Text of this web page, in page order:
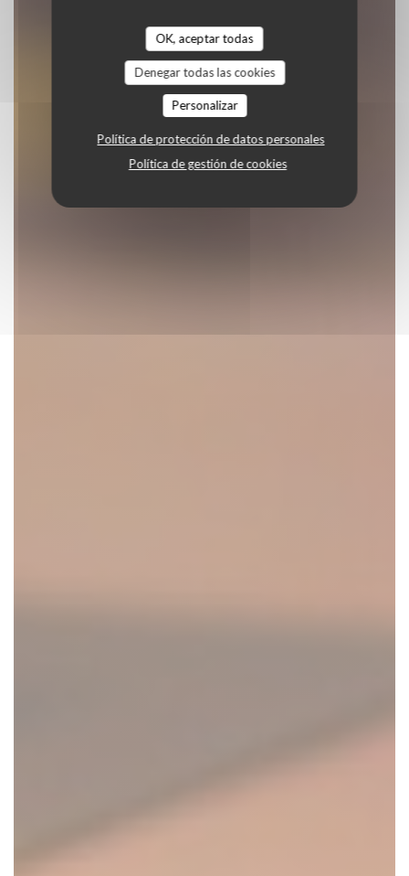
OK, aceptar todas
Denegar todas las cookies
Personalizar
Política de protección de datos personales
Política de gestión de cookies